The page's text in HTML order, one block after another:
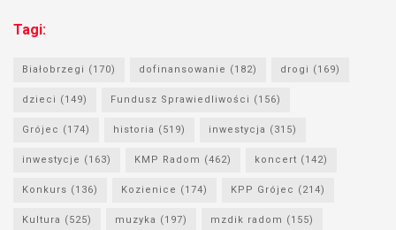
Tagi:
Białobrzegi (170) dofinansowanie (182) drogi (169)
dzieci (149) Fundusz Sprawiedliwości (156)
Grójec (174) historia (519) inwestycja (315)
inwestycje (163) KMP Radom (462) koncert (142)
Konkurs (136) Kozienice (174) KPP Grójec (214)
Kultura (525) muzyka (197) mzdik radom (155)